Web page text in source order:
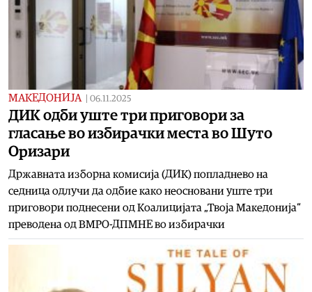
МАКЕДОНИЈА 06.11.2025
ДИК одби уште три приговори за
гласање во избирачки места во Шуто
Оризари
Државната изборна комисија (ДИК) попладнево на
седница одлучи да одбие како неосновани уште три
приговори поднесени од Коалицијата „Твоја Македонија“
преводена од ВМРО-ДПМНЕ во избирачки